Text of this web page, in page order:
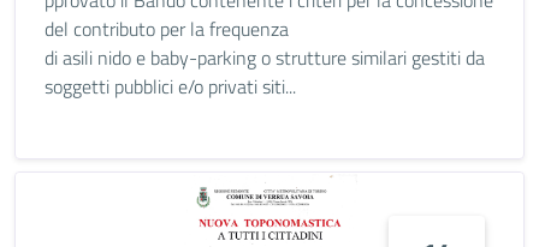
del contributo per la frequenza
di asili nido e baby-parking o strutture similari gestiti da
soggetti pubblici e/o privati siti...